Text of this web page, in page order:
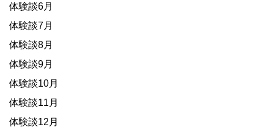
体験談6月
体験談7月
体験談8月
体験談9月
体験談10月
体験談11月
体験談12月